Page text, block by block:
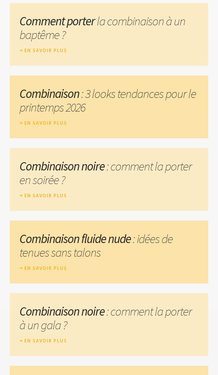
Comment porterla combinaison à un
baptême ?
EN SAVOIR PLUS
Combinaison: 3 looks tendances pour le
printemps 2026
EN SAVOIR PLUS
Combinaison noire: comment la porter
en soirée ?
EN SAVOIR PLUS
Combinaison fluide nude: idées de
tenues sans talons
EN SAVOIR PLUS
Combinaison noire: comment la porter
à un gala ?
EN SAVOIR PLUS